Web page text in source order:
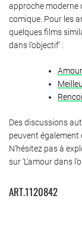
approche moderne
comique. Pour les
quelques films
dans l’objectif’ :
Des discussions
peuvent également
N’hésitez pas à
sur ‘L’amour dans
ART.1120842